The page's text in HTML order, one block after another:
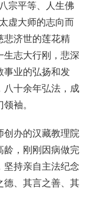
宗平等、人生佛
虚大师的志向而
悲济世的莲花精
生志大行刚，悲深
事业的弘扬和发
八十余年弘法，成
袖。
办的汉藏教理院
龄，刚刚因病做完
坚持亲自主法纪念
德、其言之善、其